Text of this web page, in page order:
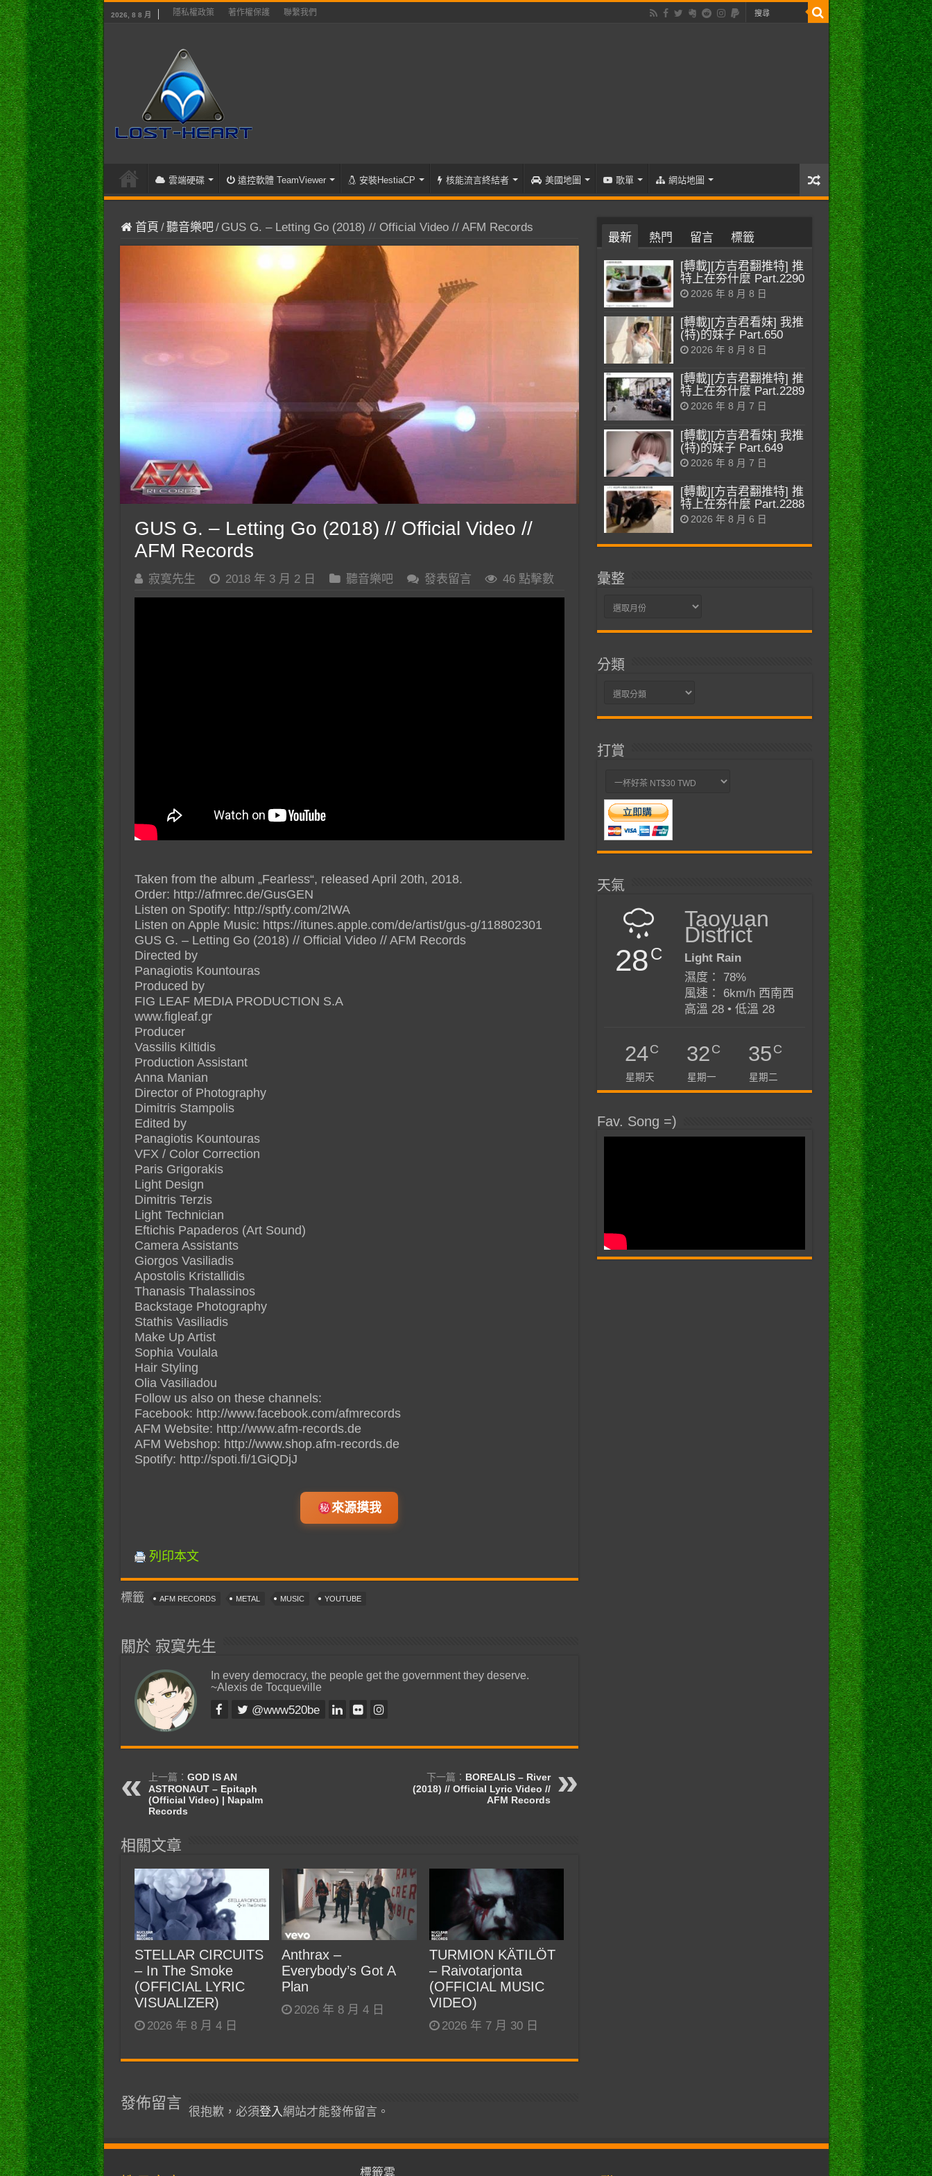
2026, 8 8 月 隱私權政策 著作權保護 聯繫我們
雲端硬碟 遠控軟體 TeamViewer 安裝HestiaCP 核能流言終結者 美國地圖 歌單 網站地圖
首頁 /聽音樂吧/ GUS G. – Letting Go (2018) // Official Video // AFM Records
GUS G. – Letting Go (2018) // Official Video //
AFM Records
寂寞先生 2018 年 3 月 2 日 聽音樂吧 發表留言 46 點擊數
Taken from the album „Fearless“, released April 20th, 2018.
Order: http://afmrec.de/GusGEN
Listen on Spotify: http://sptfy.com/2lWA
Listen on Apple Music: https://itunes.apple.com/de/artist/gus-g/118802301
GUS G. – Letting Go (2018) // Official Video // AFM Records
Directed by
Panagiotis Kountouras
Produced by
FIG LEAF MEDIA PRODUCTION S.A
www.figleaf.gr
Producer
Vassilis Kiltidis
Production Assistant
Anna Manian
Director of Photography
Dimitris Stampolis
Edited by
Panagiotis Kountouras
VFX / Color Correction
Paris Grigorakis
Light Design
Dimitris Terzis
Light Technician
Eftichis Papaderos (Art Sound)
Camera Assistants
Giorgos Vasiliadis
Apostolis Kristallidis
Thanasis Thalassinos
Backstage Photography
Stathis Vasiliadis
Make Up Artist
Sophia Voulala
Hair Styling
Olia Vasiliadou
Follow us also on these channels:
Facebook: http://www.facebook.com/afmrecords
AFM Website: http://www.afm-records.de
AFM Webshop: http://www.shop.afm-records.de
Spotify: http://spoti.fi/1GiQDjJ
來源摸我
列印本文
標籤 AFM RECORDS METAL MUSIC YOUTUBE
關於 寂寞先生
In every democracy, the people get the government they deserve.
~Alexis de Tocqueville
@www520be
上一篇： GOD IS AN
ASTRONAUT – Epitaph
(Official Video) | Napalm
Records
下一篇： BOREALIS – River
(2018) // Official Lyric Video //
AFM Records
相關文章
STELLAR CIRCUITS
– In The Smoke
(OFFICIAL LYRIC
VISUALIZER)
2026 年 8 月 4 日
Anthrax –
Everybody’s Got A
Plan
2026 年 8 月 4 日
TURMION KÄTILÖT
– Raivotarjonta
(OFFICIAL MUSIC
VIDEO)
2026 年 7 月 30 日
發佈留言
很抱歉，必須登入網站才能發佈留言。
最新 熱門 留言 標籤
[轉載][方吉君翻推特] 推
特上在夯什麼 Part.2290
2026 年 8 月 8 日
[轉載][方吉君看妹] 我推
(特)的妹子 Part.650
2026 年 8 月 8 日
[轉載][方吉君翻推特] 推
特上在夯什麼 Part.2289
2026 年 8 月 7 日
[轉載][方吉君看妹] 我推
(特)的妹子 Part.649
2026 年 8 月 7 日
[轉載][方吉君翻推特] 推
特上在夯什麼 Part.2288
2026 年 8 月 6 日
彙整
彙
分類
分
打賞
天氣
28C
Taoyuan
District
Light Rain
濕度： 78%
風速： 6km/h 西南西
高溫 28 • 低溫 28
24C
星期天
32C
星期一
35C
星期二
Fav. Song =)
標籤雲